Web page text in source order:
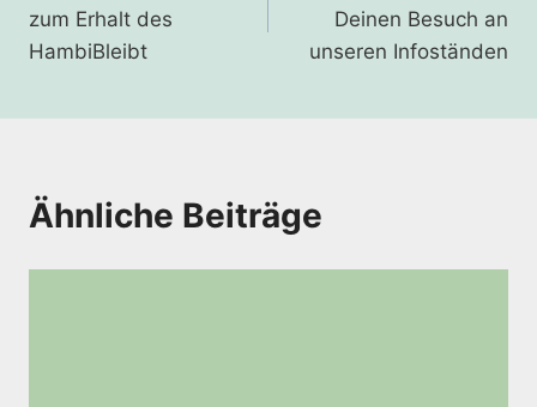
zum Erhalt des
HambiBleibt
Deinen Besuch an
unseren Infoständen
Ähnliche Beiträge